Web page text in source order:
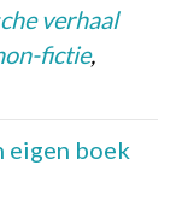
verhaal
fictie,
eigen boek